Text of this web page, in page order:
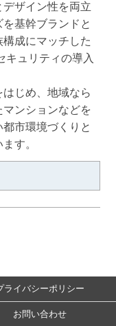
ザイン性を両立
基幹ブランドと
成にマッチした
キュリティの導入
じめ、地域なら
ンションなどを
市環境づくりと
す。
ライバシーポリシー
お問い合わせ